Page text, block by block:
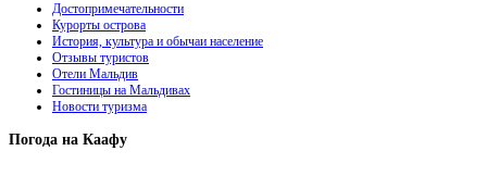
Достопримечательности
Курорты острова
История, культура и обычаи население
Отзывы туристов
Отели Мальдив
Гостиницы на Мальдивах
Новости туризма
Погода на Каафу